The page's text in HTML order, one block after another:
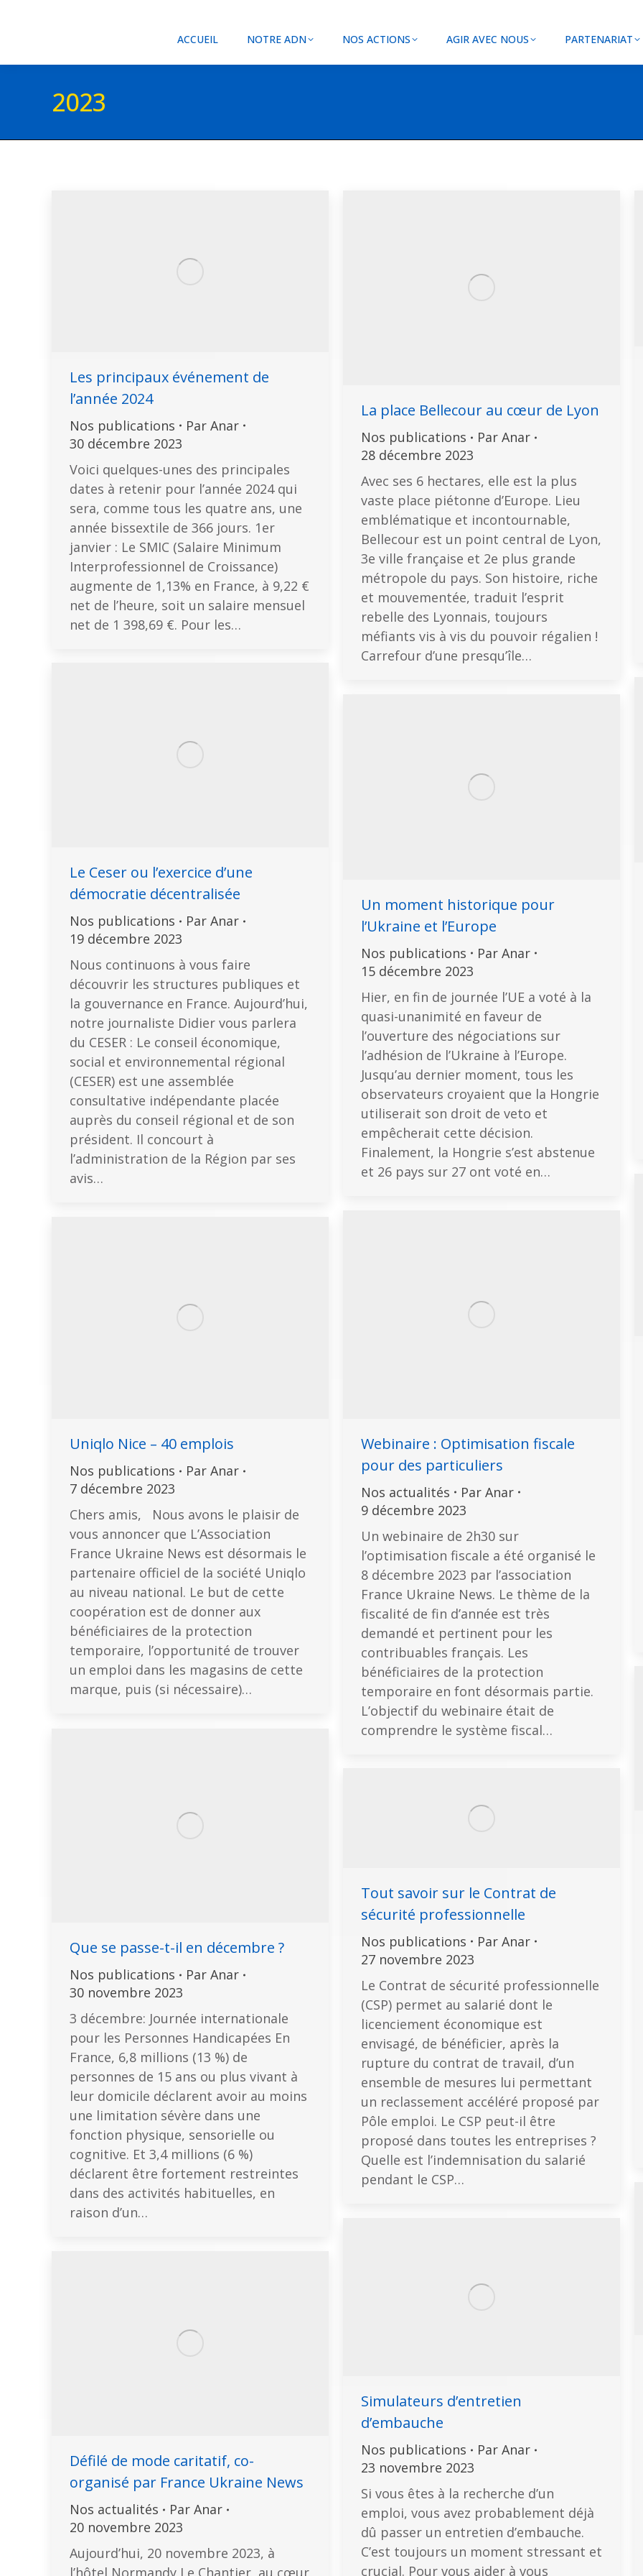
ACCUEIL NOTRE ADN NOS ACTIONS AGIR AVEC NOUS PARTENARIAT
2023
Les principaux événement de
l’année 2024
Nos publications Par Anar
30 décembre 2023
Voici quelques-unes des principales
dates à retenir pour l’année 2024 qui
sera, comme tous les quatre ans, une
année bissextile de 366 jours. 1er
janvier : Le SMIC (Salaire Minimum
Interprofessionnel de Croissance)
augmente de 1,13% en France, à 9,22 €
net de l’heure, soit un salaire mensuel
net de 1 398,69 €. Pour les…
La place Bellecour au cœur de Lyon
Nos publications Par Anar
28 décembre 2023
Avec ses 6 hectares, elle est la plus
vaste place piétonne d’Europe. Lieu
emblématique et incontournable,
Bellecour est un point central de Lyon,
3e ville française et 2e plus grande
métropole du pays. Son histoire, riche
et mouvementée, traduit l’esprit
rebelle des Lyonnais, toujours
méfiants vis à vis du pouvoir régalien !
Carrefour d’une presqu’île…
Le Ceser ou l’exercice d’une
démocratie décentralisée
Nos publications Par Anar
19 décembre 2023
Nous continuons à vous faire
découvrir les structures publiques et
la gouvernance en France. Aujourd’hui,
notre journaliste Didier vous parlera
du CESER : Le conseil économique,
social et environnemental régional
(CESER) est une assemblée
consultative indépendante placée
auprès du conseil régional et de son
président. Il concourt à
l’administration de la Région par ses
avis…
Un moment historique pour
l’Ukraine et l’Europe
Nos publications Par Anar
15 décembre 2023
Hier, en fin de journée l’UE a voté à la
quasi-unanimité en faveur de
l’ouverture des négociations sur
l’adhésion de l’Ukraine à l’Europe.
Jusqu’au dernier moment, tous les
observateurs croyaient que la Hongrie
utiliserait son droit de veto et
empêcherait cette décision.
Finalement, la Hongrie s’est abstenue
et 26 pays sur 27 ont voté en…
Webinaire : Optimisation fiscale
pour des particuliers
Nos actualités Par Anar
9 décembre 2023
Un webinaire de 2h30 sur
l’optimisation fiscale a été organisé le
8 décembre 2023 par l’association
France Ukraine News. Le thème de la
fiscalité de fin d’année est très
demandé et pertinent pour les
contribuables français. Les
bénéficiaires de la protection
temporaire en font désormais partie.
L’objectif du webinaire était de
comprendre le système fiscal…
Uniqlo Nice – 40 emplois
Nos publications Par Anar
7 décembre 2023
Chers amis, Nous avons le plaisir de
vous annoncer que L’Association
France Ukraine News est désormais le
partenaire officiel de la société Uniqlo
au niveau national. Le but de cette
coopération est de donner aux
bénéficiaires de la protection
temporaire, l’opportunité de trouver
un emploi dans les magasins de cette
marque, puis (si nécessaire)…
Que se passe-t-il en décembre ?
Nos publications Par Anar
30 novembre 2023
3 décembre: Journée internationale
pour les Personnes Handicapées En
France, 6,8 millions (13 %) de
personnes de 15 ans ou plus vivant à
leur domicile déclarent avoir au moins
une limitation sévère dans une
fonction physique, sensorielle ou
cognitive. Et 3,4 millions (6 %)
déclarent être fortement restreintes
dans des activités habituelles, en
raison d’un…
Tout savoir sur le Contrat de
sécurité professionnelle
Nos publications Par Anar
27 novembre 2023
Le Contrat de sécurité professionnelle
(CSP) permet au salarié dont le
licenciement économique est
envisagé, de bénéficier, après la
rupture du contrat de travail, d’un
ensemble de mesures lui permettant
un reclassement accéléré proposé par
Pôle emploi. Le CSP peut-il être
proposé dans toutes les entreprises ?
Quelle est l’indemnisation du salarié
pendant le CSP…
Simulateurs d’entretien
d’embauche
Nos publications Par Anar
23 novembre 2023
Si vous êtes à la recherche d’un
emploi, vous avez probablement déjà
dû passer un entretien d’embauche.
C’est toujours un moment stressant et
crucial. Pour vous aider à vous
Défilé de mode caritatif, co-
organisé par France Ukraine News
Nos actualités Par Anar
20 novembre 2023
Aujourd’hui, 20 novembre 2023, à
l’hôtel Normandy Le Chantier, au cœur